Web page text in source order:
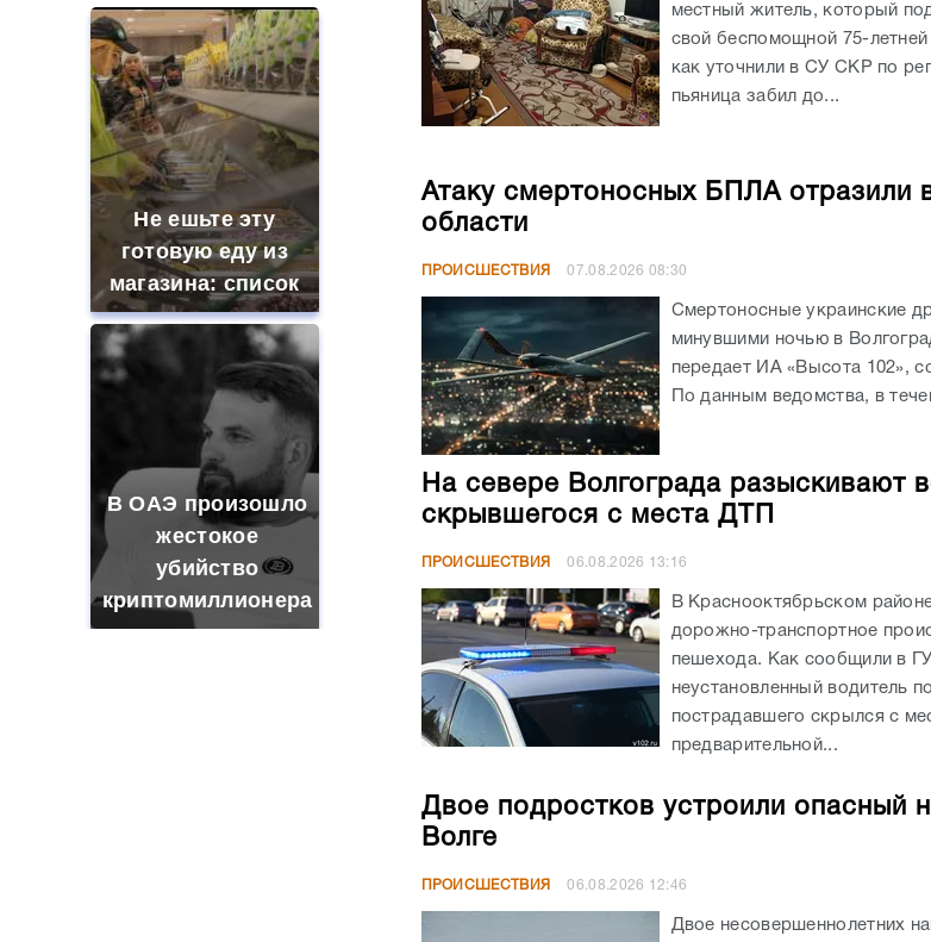
Не ешьте эту
готовую еду из
магазина: список
В ОАЭ произошло
жестокое
убийство
криптомиллионера
местный житель, который
свой беспомощной 75-
как уточнили в СУ СКР по
пьяница забил до...
Атаку смертоносных БПЛА отразили
области
ПРОИСШЕСТВИЯ 07.08.2026 08:30
Смертоносные украинские
минувшими ночью в
передает ИА «Высота 102»,
По данным ведомства, в
На севере Волгограда разыскивают
скрывшегося с места ДТП
ПРОИСШЕСТВИЯ 06.08.2026 13:16
В Краснооктябрьском
дорожно-транспортное
пешехода. Как сообщили в
неустановленный водитель
пострадавшего скрылся с
предварительной...
Двое подростков устроили опасный
Волге
ПРОИСШЕСТВИЯ 06.08.2026 12:46
Двое несовершеннолетних